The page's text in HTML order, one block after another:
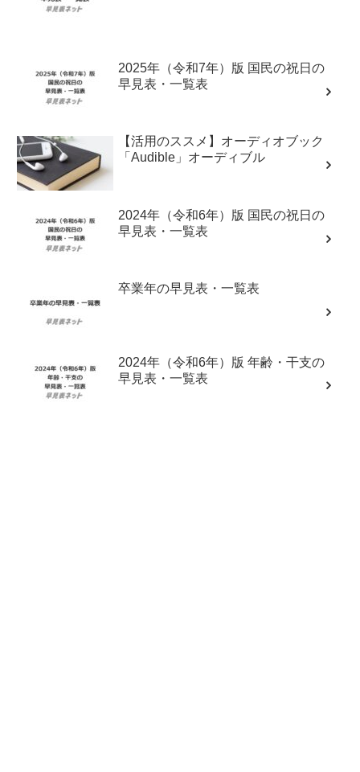
2025年（令和7年）版 国民の祝日の
早見表・一覧表
【活用のススメ】オーディオブック
「Audible」オーディブル
2024年（令和6年）版 国民の祝日の
早見表・一覧表
卒業年の早見表・一覧表
2024年（令和6年）版 年齢・干支の
早見表・一覧表